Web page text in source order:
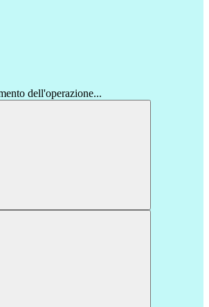
dell'operazione...